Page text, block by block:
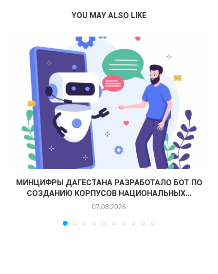
YOU MAY ALSO LIKE
МИНЦИФРЫ ДАГЕСТАНА РАЗРАБОТАЛО БОТ ПО
СОЗДАНИЮ КОРПУСОВ НАЦИОНАЛЬНЫХ...
07.08.2026